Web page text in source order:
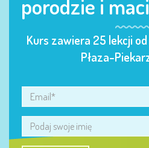
porodzie i
Kurs zawiera 25 lekcji
Płaza-